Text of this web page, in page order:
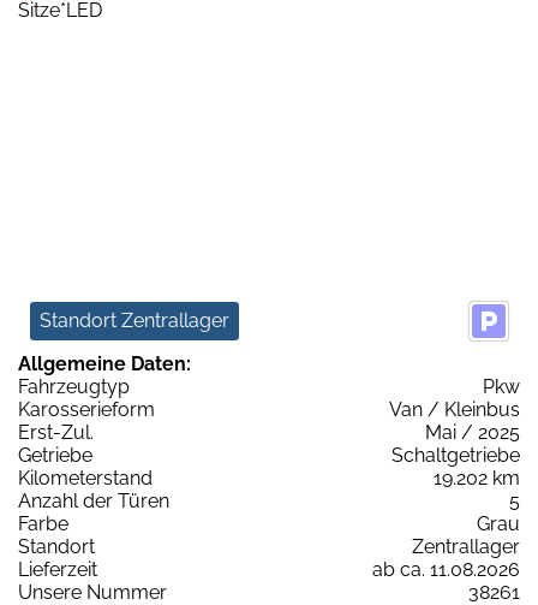
Standort Zentrallager
Allgemeine Daten:
Fahrzeugtyp
Pkw
Karosserieform
Van / Kleinbus
Erst-Zul.
Mai / 2025
Getriebe
Schaltgetriebe
Kilometerstand
19.202 km
Anzahl der Türen
5
Farbe
Grau
Standort
Zentrallager
Lieferzeit
ab ca. 11.08.2026
Unsere Nummer
38261